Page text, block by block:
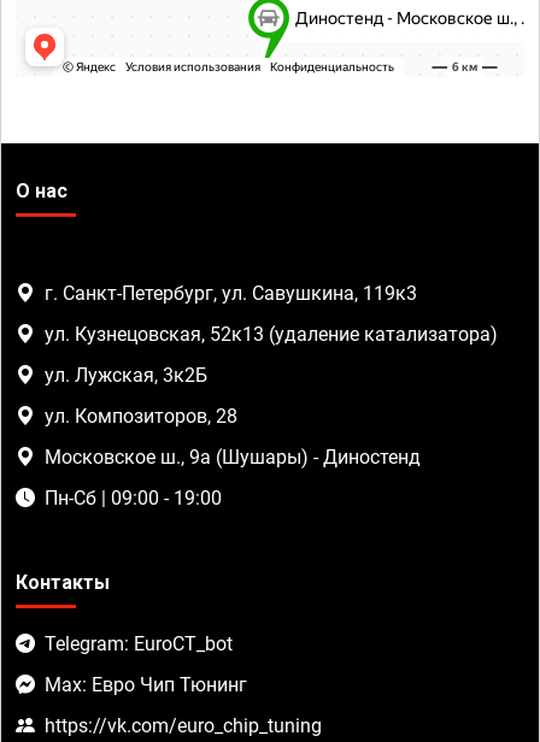
О нас
г. Санкт-Петербург, ул. Савушкина, 119к3
ул. Кузнецовская, 52к13 (удаление катализатора)
ул. Лужская, 3к2Б
ул. Композиторов, 28
Московское ш., 9а (Шушары) - Диностенд
Пн-Сб | 09:00 - 19:00
Контакты
Telegram: EuroCT_bot
Max: Евро Чип Тюнинг
https://vk.com/euro_chip_tuning